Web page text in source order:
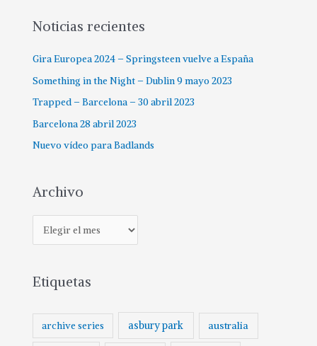
p
r
:
Noticias recientes
Gira Europea 2024 – Springsteen vuelve a España
Something in the Night – Dublin 9 mayo 2023
Trapped – Barcelona – 30 abril 2023
Barcelona 28 abril 2023
Nuevo vídeo para Badlands
Archivo
r
h
o
Etiquetas
archive series asbury park australia